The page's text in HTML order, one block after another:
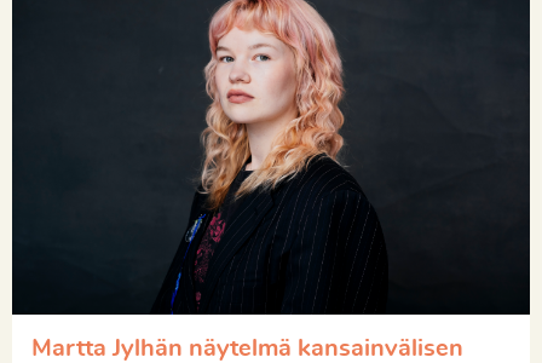
Martta Jylhän näytelmä kansainvälisen